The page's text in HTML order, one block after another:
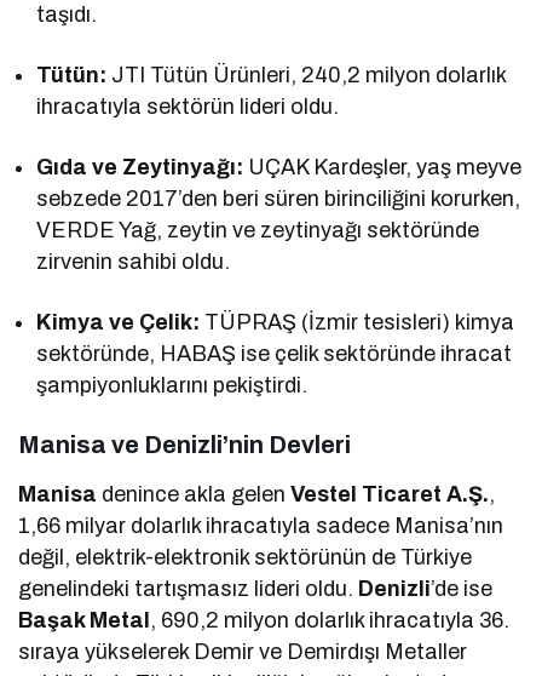
taşıdı.
Tütün: JTI Tütün Ürünleri, 240,2 milyon dolarlık
ihracatıyla sektörün lideri oldu.
Gıda ve Zeytinyağı: UÇAK Kardeşler, yaş meyve
sebzede 2017’den beri süren birinciliğini korurken,
VERDE Yağ, zeytin ve zeytinyağı sektöründe
zirvenin sahibi oldu.
Kimya ve Çelik: TÜPRAŞ (İzmir tesisleri) kimya
sektöründe, HABAŞ ise çelik sektöründe ihracat
şampiyonluklarını pekiştirdi.
Manisa ve Denizli’nin Devleri
Manisa denince akla gelenVestel Ticaret A.Ş.,
1,66 milyar dolarlık ihracatıyla sadece Manisa’nın
değil, elektrik-elektronik sektörünün de Türkiye
genelindeki tartışmasız lideri oldu. Denizli’de ise
Başak Metal, 690,2 milyon dolarlık ihracatıyla 36.
sıraya yükselerek Demir ve Demirdışı Metaller